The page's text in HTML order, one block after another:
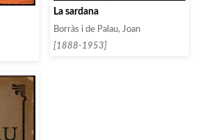
La sardana
Borràs i de Palau, Joan
[1888-1953]